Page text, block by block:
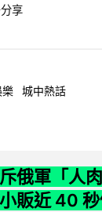
分享
樂 城中熱話
俄軍「人
販近 40